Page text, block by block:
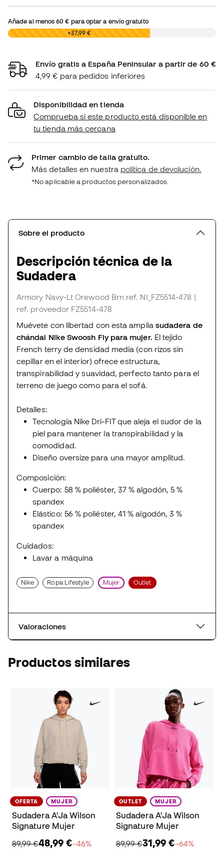
Añade al menos60 € para optar a envío gratuito
0,00 € +37,99 €
Envío gratis a España Peninsular a partir de 60 €
4,99 € para pedidos inferiores
Disponibilidad en tienda
Comprueba si este producto está disponible en
tu tienda más cercana
Primer cambio de talla gratuito.
Más detalles en nuestra política de devolución.
*No aplicable a productos personalizados.
Sobre el producto
Descripción técnica de la
Sudadera
Armory Navy-Lt Orewood Brn ref. NI_FZ5514-478 |
ref. proveedor FZ5514-478
Muévete con libertad con esta amplia sudadera de
chándal Nike Swoosh Fly para mujer. El tejido
French terry de densidad media (con rizos sin
cepillar en el interior) ofrece estructura,
transpirabilidad y suavidad, perfecto tanto para el
terreno de juego como para el sofá.
Detalles:
Tecnología Nike Dri-FIT que aleja el sudor de la
piel para mantener la transpirabilidad y la
comodidad.
Diseño oversize para una mayor amplitud.
Composición:
Cuerpo: 58 % poliéster, 37 % algodón, 5 %
spandex
Elástico: 56 % poliéster, 41 % algodón, 3 %
spandex
Cuidados:
Lavar a máquina
Nike Ropa Lifestyle Mujer Outlet
Valoraciones
Productos similares
OFERTA MUJER
Sudadera A'Ja Wilson
Signature Mujer
89,99 €48,99 €−46%
OUTLET MUJER
Sudadera A'Ja Wilson
Signature Mujer
89,99 €31,99 €−64%